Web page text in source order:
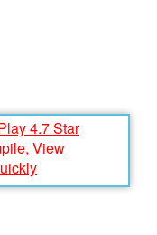
4.7 Star
View